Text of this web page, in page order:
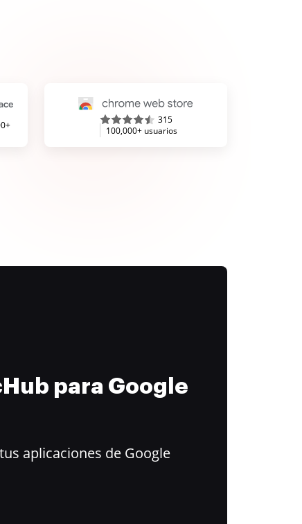
315
100,000+ usuarios
para Google
aplicaciones de Google